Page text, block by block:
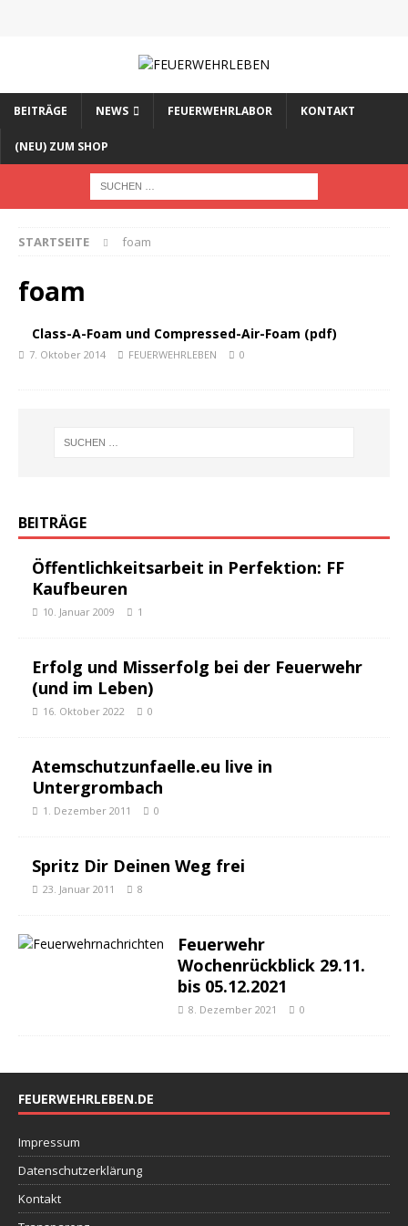
BEITRÄGE NEWS FEUERWEHRLABOR KONTAKT
(NEU) ZUM SHOP
STARTSEITE foam
foam
Class-A-Foam und Compressed-Air-Foam (pdf)
7. Oktober 2014 FEUERWEHRLEBEN 0
BEITRÄGE
Öffentlichkeitsarbeit in Perfektion: FF
Kaufbeuren
10. Januar 2009 1
Erfolg und Misserfolg bei der Feuerwehr
(und im Leben)
16. Oktober 2022 0
Atemschutzunfaelle.eu live in
Untergrombach
1. Dezember 2011 0
Spritz Dir Deinen Weg frei
23. Januar 2011 8
Feuerwehr
Wochenrückblick 29.11.
bis 05.12.2021
8. Dezember 2021 0
FEUERWEHRLEBEN.DE
Impressum
Datenschutzerklärung
Kontakt